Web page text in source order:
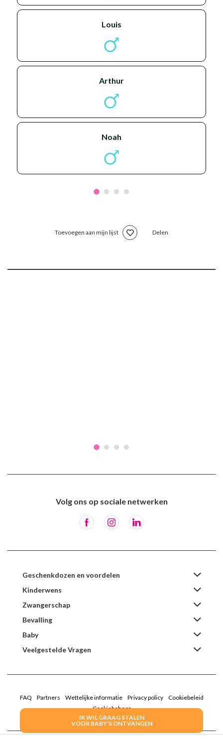
IK WIL GRAAG STALEN
VOOR BABY'S ONTVANGEN
louis
arthur
noah
Toevoegen aan mijn lijst Delen
Volg ons op sociale netwerken
Geschenkdozen en voordelen
Kinderwens
Zwangerschap
Bevalling
Baby
Veelgestelde Vragen
FAQ Partners Wettelijke informatie Privacy policy
Cookiebeleid
Cookiebeheer